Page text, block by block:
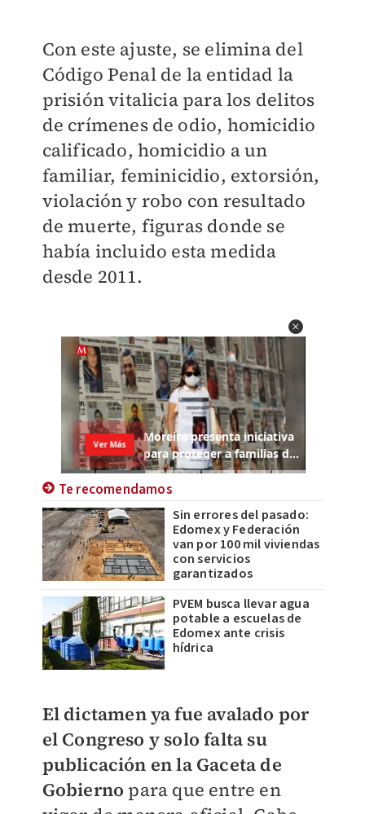
Con este ajuste, se elimina del
Código Penal de la entidad la
prisión vitalicia para los delitos
de crímenes de odio, homicidio
calificado, homicidio a un
familiar, feminicidio, extorsión,
violación y robo con resultado
de muerte, figuras donde se
había incluido esta medida
desde 2011.
Te recomendamos
Sin errores del pasado:
Edomex y Federación
van por 100 mil viviendas
con servicios
garantizados
PVEM busca llevar agua
potable a escuelas de
Edomex ante crisis
hídrica
El dictamen ya fue avalado por
el Congreso y solo falta su
publicación en la Gaceta de
Gobierno para que entre en